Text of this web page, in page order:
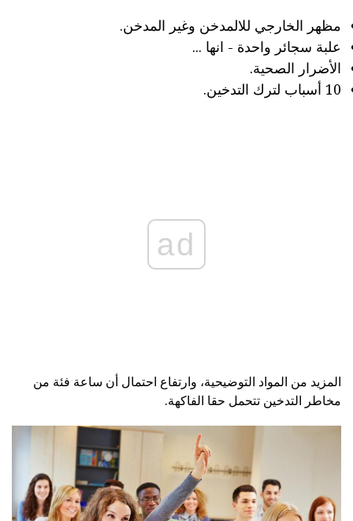
مظهر الخارجي للالمدخن وغير المدخن.
علبة سجائر واحدة - انها ...
الأضرار الصحية.
10 أسباب لترك التدخين.
ad
المزيد من المواد التوضيحية، وارتفاع احتمال أن ساعة فئة من
مخاطر التدخين تتحمل حقا الفاكهة.